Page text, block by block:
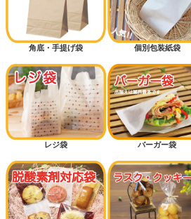
角底・手提げ袋 個別包装紙袋
レジ袋 バーガー袋